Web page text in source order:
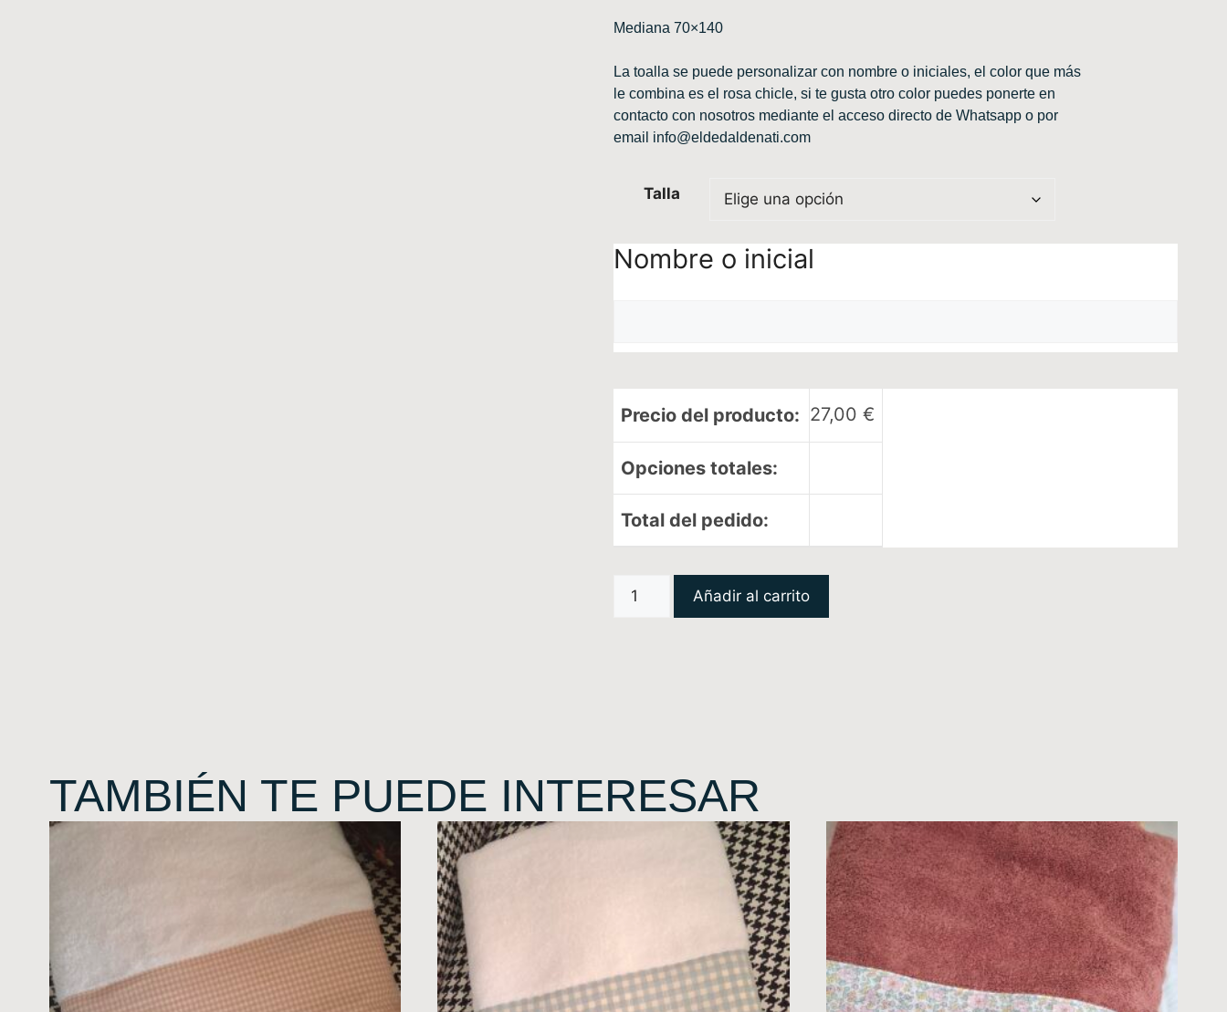
Mediana 70×140
La toalla se puede personalizar con nombre o iniciales, el color que más
le combina es el rosa chicle, si te gusta otro color puedes ponerte en
contacto con nosotros mediante el acceso directo de Whatsapp o por
email info@eldedaldenati.com
Talla
Nombre o inicial
Precio del producto: 27,00 €
Opciones totales:
Total del pedido:
Añadir al carrito
TAMBIÉN TE PUEDE INTERESAR